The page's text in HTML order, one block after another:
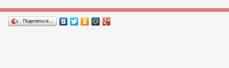
Поделиться…